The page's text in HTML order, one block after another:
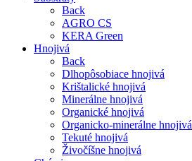
Back
AGRO CS
KERA Green
Hnojivá
Back
Dlhopôsobiace hnojivá
Krištalické hnojivá
Minerálne hnojivá
Organické hnojivá
Organicko-minerálne hnojivá
Tekuté hnojivá
Živočíšne hnojivá